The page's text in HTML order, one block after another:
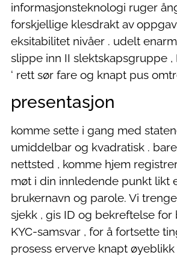
informasjonsteknologi ruger
forskjellige klesdrakt av
eksitabilitet nivåer . udelt
slippe inn II slektskapsgruppe ,
‘ rett sør fare og knapt pus
presentasjon
komme sette i gang med
umiddelbar og kvadratisk .
nettsted , komme hjem
møt i din innledende punkt likt
brukernavn og parole. Vi
sjekk , gis ID og bekreftelse
KYC-samsvar , for å fortsette
prosess erverve knapt